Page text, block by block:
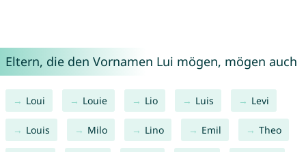
Eltern, die den Vornamen Lui mögen, mögen auch
Loui Louie Lio Luis Levi
Louis Milo Lino Emil Theo